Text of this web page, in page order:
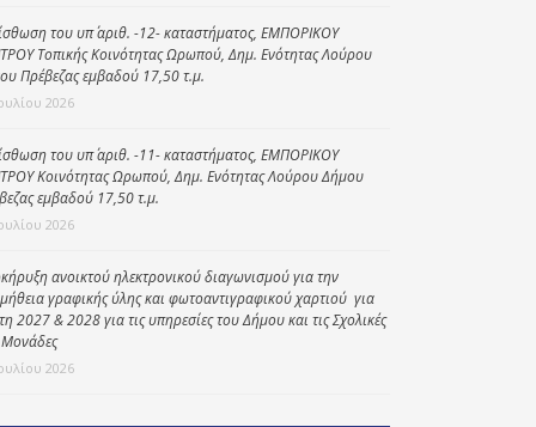
του υπ΄ αριθ. -12- καταστήματος, ΕΜΠΟΡΙΚΟΥ
Τοπικής Κοινότητας Ωρωπού, Δημ. Ενότητας Λούρου
Πρέβεζας εμβαδού 17,50 τ.μ.
2026
του υπ΄ αριθ. -11- καταστήματος, ΕΜΠΟΡΙΚΟΥ
Κοινότητας Ωρωπού, Δημ. Ενότητας Λούρου Δήμου
εμβαδού 17,50 τ.μ.
2026
ανοικτού ηλεκτρονικού διαγωνισμού για την
γραφικής ύλης και φωτοαντιγραφικού χαρτιού για
2027 & 2028 για τις υπηρεσίες του Δήμου και τις Σχολικές
2026